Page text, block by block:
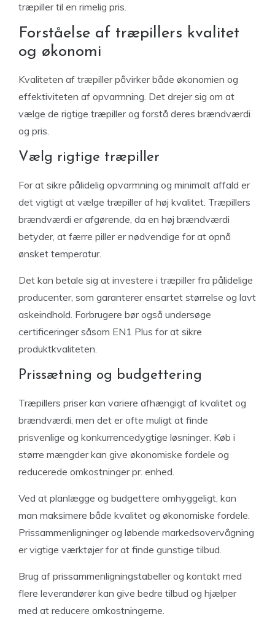
træpiller til en rimelig pris.
Forståelse af træpillers kvalitet
og økonomi
Kvaliteten af træpiller påvirker både økonomien og
effektiviteten af opvarmning. Det drejer sig om at
vælge de rigtige træpiller og forstå deres brændværdi
og pris.
Vælg rigtige træpiller
For at sikre pålidelig opvarmning og minimalt affald er
det vigtigt at vælge træpiller af høj kvalitet. Træpillers
brændværdi er afgørende, da en høj brændværdi
betyder, at færre piller er nødvendige for at opnå
ønsket temperatur.
Det kan betale sig at investere i træpiller fra pålidelige
producenter, som garanterer ensartet størrelse og lavt
askeindhold. Forbrugere bør også undersøge
certificeringer såsom EN1 Plus for at sikre
produktkvaliteten.
Prissætning og budgettering
Træpillers priser kan variere afhængigt af kvalitet og
brændværdi, men det er ofte muligt at finde
prisvenlige og konkurrencedygtige løsninger. Køb i
større mængder kan give økonomiske fordele og
reducerede omkostninger pr. enhed.
Ved at planlægge og budgettere omhyggeligt, kan
man maksimere både kvalitet og økonomiske fordele.
Prissammenligninger og løbende markedsovervågning
er vigtige værktøjer for at finde gunstige tilbud.
Brug af prissammenligningstabeller og kontakt med
flere leverandører kan give bedre tilbud og hjælper
med at reducere omkostningerne.